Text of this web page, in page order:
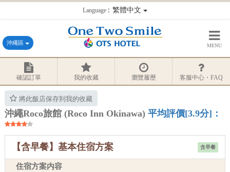
Language：繁體中文
沖繩區 MENU
確認訂單 我的收藏 瀏覽履歷 客服中心・FAQ
將此飯店保存到我的收藏
沖繩Roco旅館 (Roco Inn Okinawa) 平均評價[3.9分]：
含早餐
【含早餐】基本住宿方案
住宿方案内容